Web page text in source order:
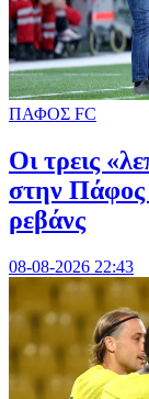
ΠΑΦΟΣ FC
Οι τρεις
στην Πάφος
ρεβάνς
08-08-2026 22:43